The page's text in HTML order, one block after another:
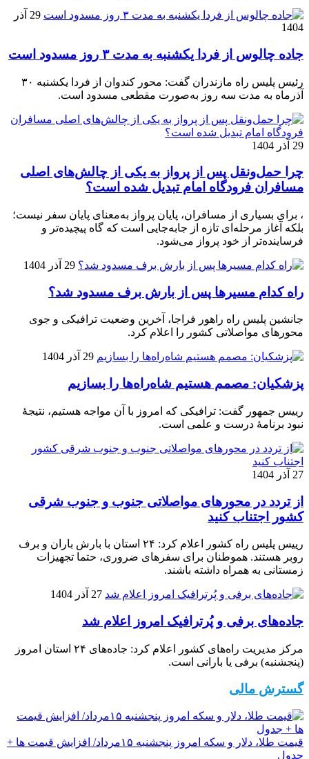
29 آذر
1404
جاده چالوس از فردا یکشنبه به مدت ۳ روز مسدود است
رئیس پلیس راه مازندران گفت: محور کندوان از فردا یکشنبه ۳۰
آذرماه به مدت سه روز به‌صورت مقطعی مسدود است.
29 آذر 1404
چرا حمل‌ونقل پس از پرواز به یکی از چالش‌های اصلی
مسافران فرودگاه امام تبدیل شده است؟
، برای بسیاری از مسافران، پایان پرواز به‌معنای پایان سفر نیست؛
بلکه آغاز مرحله‌ای تازه از جابه‌جایی است که گاه پیچیده‌تر و
فرساینده‌تر از خود پرواز می‌شود.
29 آذر 1404
راه کدام مسیرها پس از بارش برف مسدود شد؟
جانشین پلیس راه راهور فراجا، آخرین وضعیت ترافیکی و جوی
محورهای مواصلاتی کشور را اعلام کرد.
29 آذر 1404
پزشکیان: مصمم هستیم شاه‌راه‌ها را بسازیم
رییس جمهور گفت: ترافیکی که امروز با آن مواجه هستیم، نتیجۀ
نبود برنامۀ درست و علمی است.
27 آذر 1404
از تردد در محورهای مواصلاتی جنوب و جنوب شرقی
کشور اجتناب کنید
رییس پلیس راه کشور اعلام کرد: ۲۴ استان با بارش باران و برف
روبر هستند. هموطنان برای سفرهای ضروری، حتما تجهیزات
زمستانی به همراه داشته باشند.
27 آذر 1404
جاده‌های برفی و پُرترافیک امروز اعلام شد
مرکز مدیریت راه‌های کشور اعلام کرد: جاده‌های ۲۴ استان امروز
(پنجشنبه) برفی یا بارانی است.
گسترش مالی
قیمت طلا، دلار و سکه امروز پنجشنبه ۱۵مرداد/ افزایش قیمت ها +
جدول